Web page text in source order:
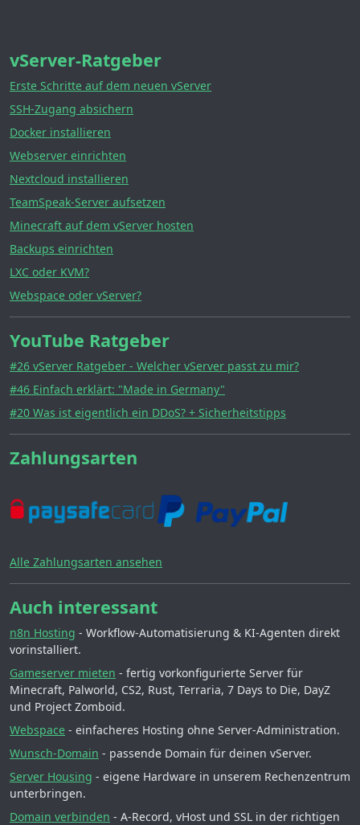
vServer-Ratgeber
Erste Schritte auf dem neuen vServer
SSH-Zugang absichern
Docker installieren
Webserver einrichten
Nextcloud installieren
TeamSpeak-Server aufsetzen
Minecraft auf dem vServer hosten
Backups einrichten
LXC oder KVM?
Webspace oder vServer?
YouTube Ratgeber
#26 vServer Ratgeber - Welcher vServer passt zu mir?
#46 Einfach erklärt: "Made in Germany"
#20 Was ist eigentlich ein DDoS? + Sicherheitstipps
Zahlungsarten
Alle Zahlungsarten ansehen
Auch interessant
n8n Hosting - Workflow-Automatisierung & KI-Agenten direkt
vorinstalliert.
Gameserver mieten - fertig vorkonfigurierte Server für
Minecraft, Palworld, CS2, Rust, Terraria, 7 Days to Die, DayZ
und Project Zomboid.
Webspace - einfacheres Hosting ohne Server-Administration.
Wunsch-Domain - passende Domain für deinen vServer.
Server Housing - eigene Hardware in unserem Rechenzentrum
unterbringen.
Domain verbinden - A-Record, vHost und SSL in der richtigen